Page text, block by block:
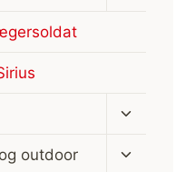
Skift
outdoor
Skift